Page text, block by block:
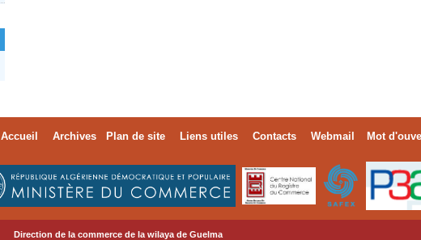
Accueil Archives Plan de site Liens utiles Contacts Webmail Mot
Direction de la commerce de la wilaya de Guelma